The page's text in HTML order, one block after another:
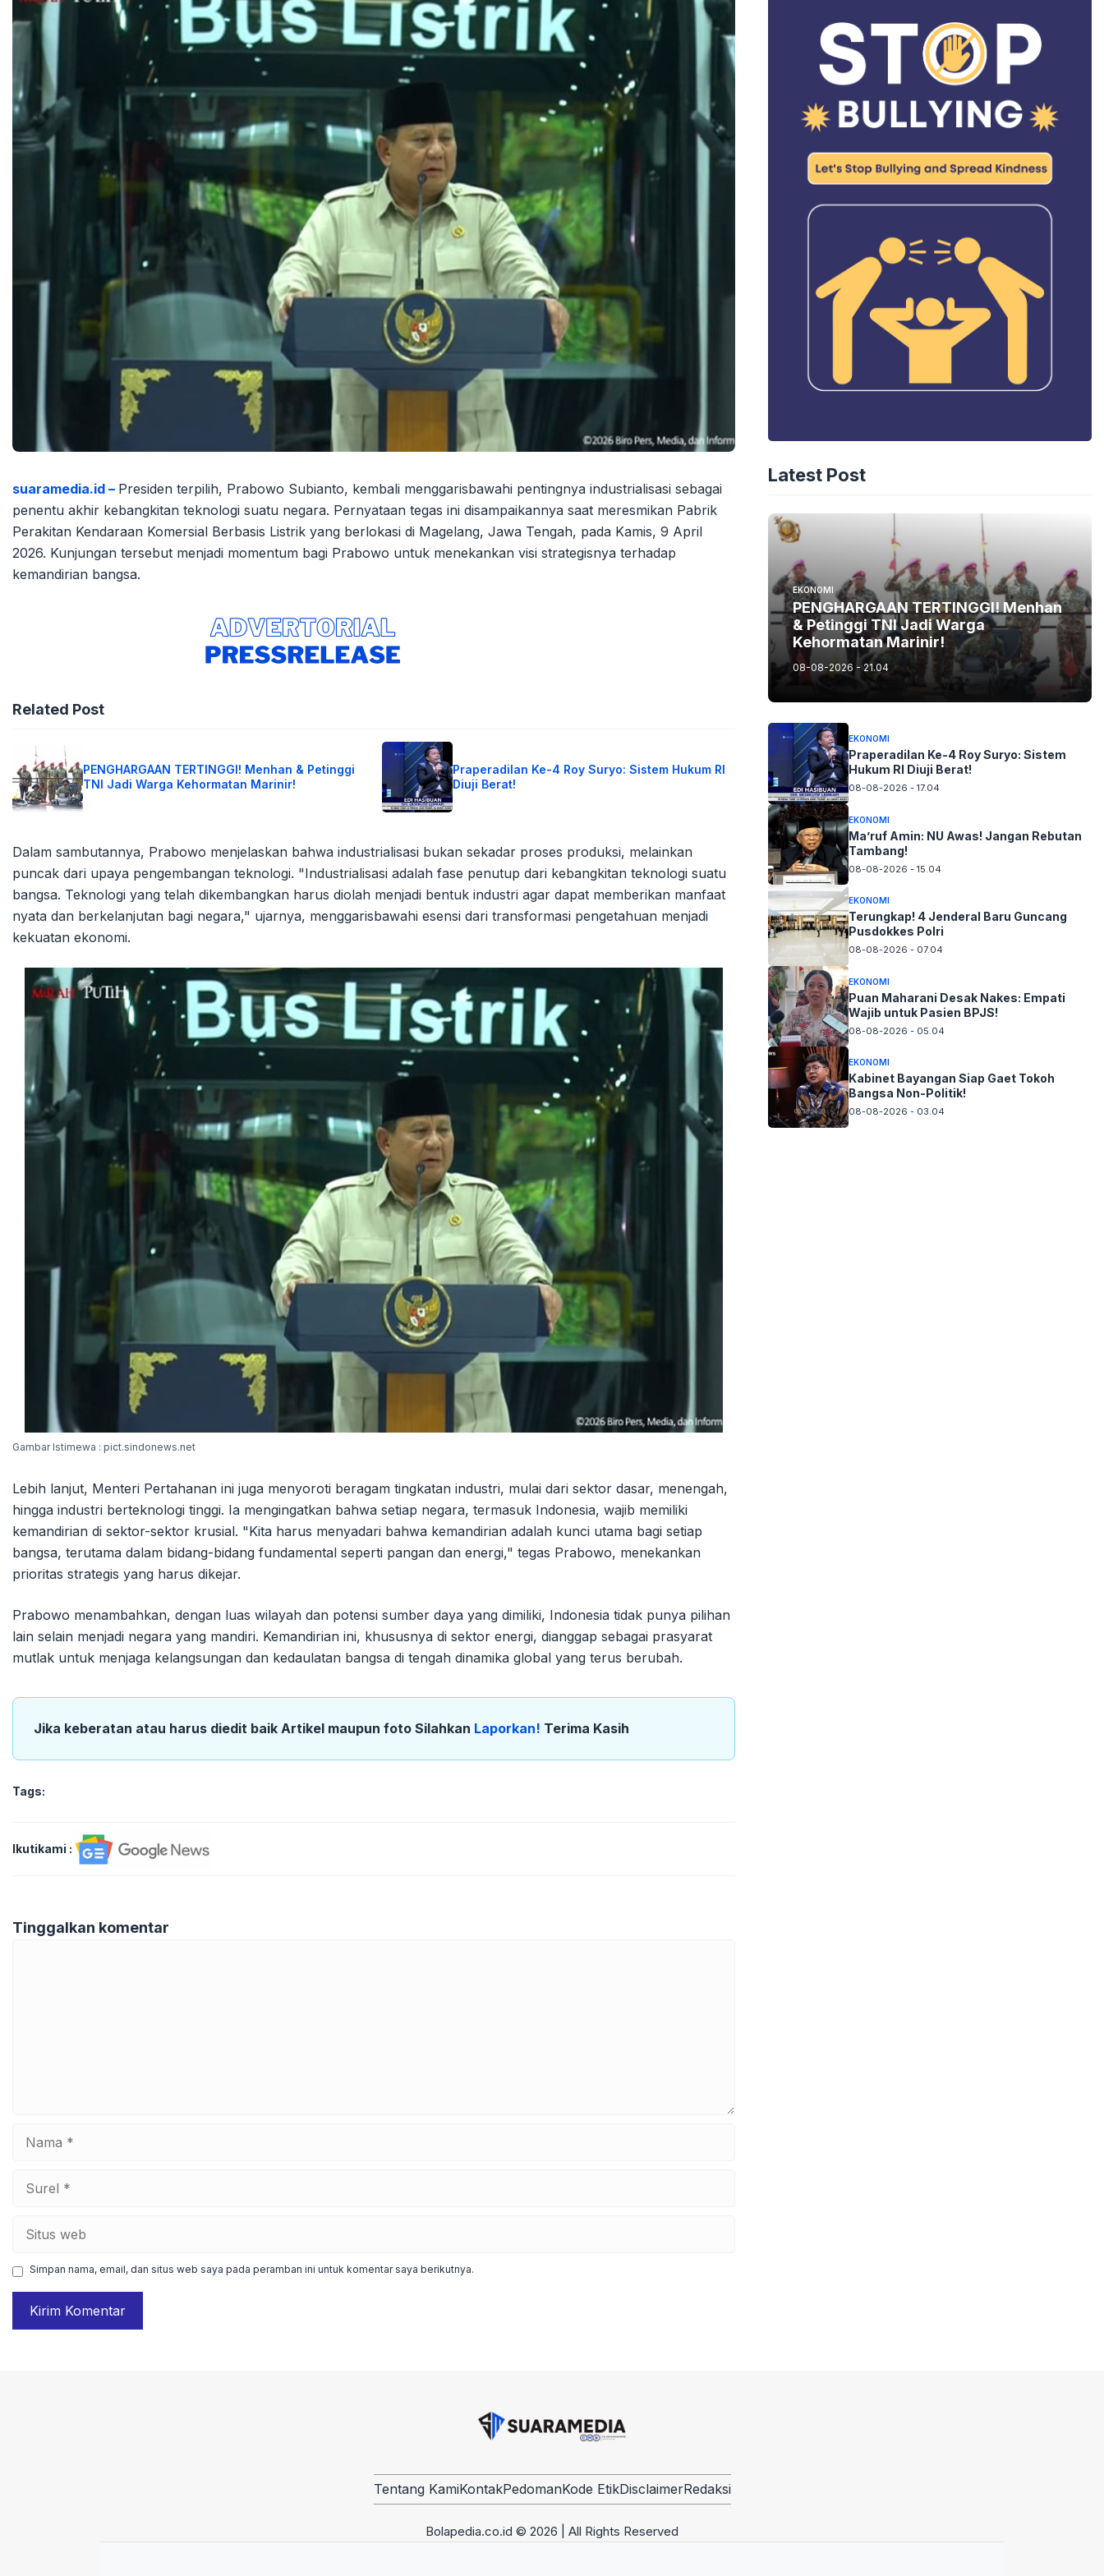
suaramedia.id – Presiden terpilih, Prabowo Subianto, kembali menggarisbawahi pentingnya industrialisasi sebagai
penentu akhir kebangkitan teknologi suatu negara. Pernyataan tegas ini disampaikannya saat meresmikan Pabrik
Perakitan Kendaraan Komersial Berbasis Listrik yang berlokasi di Magelang, Jawa Tengah, pada Kamis, 9 April
2026. Kunjungan tersebut menjadi momentum bagi Prabowo untuk menekankan visi strategisnya terhadap
kemandirian bangsa.
Related Post
PENGHARGAAN TERTINGGI! Menhan & Petinggi
TNI Jadi Warga Kehormatan Marinir!
Praperadilan Ke-4 Roy Suryo: Sistem Hukum RI
Diuji Berat!
Dalam sambutannya, Prabowo menjelaskan bahwa industrialisasi bukan sekadar proses produksi, melainkan
puncak dari upaya pengembangan teknologi. "Industrialisasi adalah fase penutup dari kebangkitan teknologi suatu
bangsa. Teknologi yang telah dikembangkan harus diolah menjadi bentuk industri agar dapat memberikan manfaat
nyata dan berkelanjutan bagi negara," ujarnya, menggarisbawahi esensi dari transformasi pengetahuan menjadi
kekuatan ekonomi.
Gambar Istimewa : pict.sindonews.net
Lebih lanjut, Menteri Pertahanan ini juga menyoroti beragam tingkatan industri, mulai dari sektor dasar, menengah,
hingga industri berteknologi tinggi. Ia mengingatkan bahwa setiap negara, termasuk Indonesia, wajib memiliki
kemandirian di sektor-sektor krusial. "Kita harus menyadari bahwa kemandirian adalah kunci utama bagi setiap
bangsa, terutama dalam bidang-bidang fundamental seperti pangan dan energi," tegas Prabowo, menekankan
prioritas strategis yang harus dikejar.
Prabowo menambahkan, dengan luas wilayah dan potensi sumber daya yang dimiliki, Indonesia tidak punya pilihan
lain selain menjadi negara yang mandiri. Kemandirian ini, khususnya di sektor energi, dianggap sebagai prasyarat
mutlak untuk menjaga kelangsungan dan kedaulatan bangsa di tengah dinamika global yang terus berubah.
Jika keberatan atau harus diedit baik Artikel maupun foto Silahkan Laporkan! Terima Kasih
Tags:
Ikutikami :
Tinggalkan komentar
Simpan nama, email, dan situs web saya pada peramban ini untuk komentar saya berikutnya.
Latest Post
EKONOMI
PENGHARGAAN TERTINGGI! Menhan
& Petinggi TNI Jadi Warga
Kehormatan Marinir!
08-08-2026 - 21.04
EKONOMI
Praperadilan Ke-4 Roy Suryo: Sistem
Hukum RI Diuji Berat!
08-08-2026 - 17.04
EKONOMI
Ma’ruf Amin: NU Awas! Jangan Rebutan
Tambang!
08-08-2026 - 15.04
EKONOMI
Terungkap! 4 Jenderal Baru Guncang
Pusdokkes Polri
08-08-2026 - 07.04
EKONOMI
Puan Maharani Desak Nakes: Empati
Wajib untuk Pasien BPJS!
08-08-2026 - 05.04
EKONOMI
Kabinet Bayangan Siap Gaet Tokoh
Bangsa Non-Politik!
08-08-2026 - 03.04
Tentang KamiKontakPedomanKode EtikDisclaimerRedaksi
Bolapedia.co.id © 2026 | All Rights Reserved